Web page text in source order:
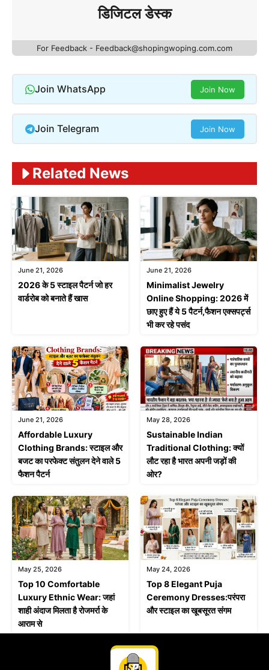
डिजिटल डेस्क
For Feedback - Feedback@shopingwoping.com.com
Join WhatsApp Join Now
Join Telegram Join Now
Related News
June 21, 2026
2026 के 5 स्टाइल पैटर्न जो हर
वार्डरोब को बनाते हैं खास
June 21, 2026
Minimalist Jewelry
Online Shopping: 2026 में
छाए हुए हैं ये 5 पैटर्न,फैशन एक्सपर्ट्स
भी कर रहे पसंद
June 21, 2026
Affordable Luxury
Clothing Brands: स्टाइल और
बजट का परफेक्ट संतुलन देने वाले 5
फैशन पैटर्न
May 28, 2026
Sustainable Indian
Traditional Clothing: क्यों
लौट रहा है भारत अपनी जड़ों की
ओर?
May 25, 2026
Top 10 Comfortable
Luxury Ethnic Wear: जहां
शाही अंदाज मिलता है रोजमर्रा के
आराम से
May 24, 2026
Top 8 Elegant Puja
Ceremony Dresses:परंपरा
और स्टाइल का खूबसूरत संगम